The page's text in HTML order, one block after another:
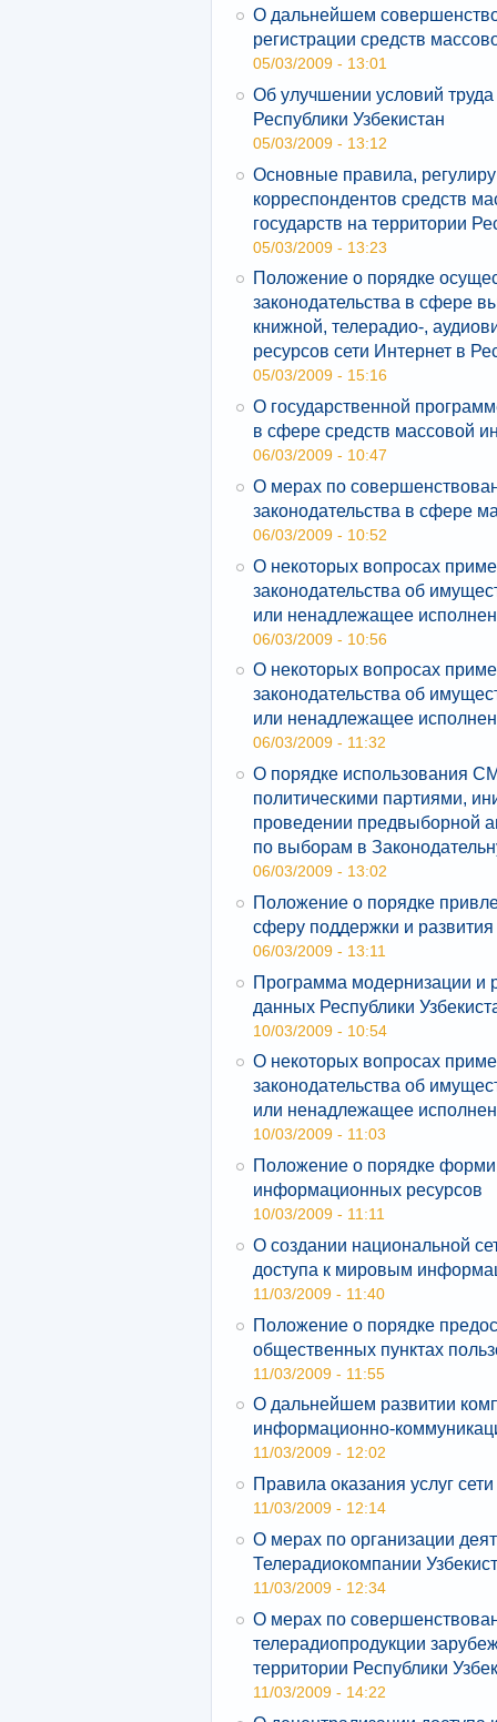
О дальнейшем
регистрации средств
05/03/2009 - 13:01
Об улучшении условий
Республики Узбекистан
05/03/2009 - 13:12
Основные правила,
корреспондентов средств
государств на территории
05/03/2009 - 13:23
Положение о порядке
законодательства в сфере
книжной, телерадио-,
ресурсов сети Интернет в
05/03/2009 - 15:16
О государственной
в сфере средств массовой
06/03/2009 - 10:47
О мерах по
законодательства в сфере
06/03/2009 - 10:52
О некоторых вопросах
законодательства об
или ненадлежащее
06/03/2009 - 10:56
О некоторых вопросах
законодательства об
или ненадлежащее
06/03/2009 - 11:32
О порядке использования
политическими партиями,
проведении предвыборной
по выборам в
06/03/2009 - 13:02
Положение о порядке
сферу поддержки и
06/03/2009 - 13:11
Программа модернизации и
данных Республики
10/03/2009 - 10:54
О некоторых вопросах
законодательства об
или ненадлежащее
10/03/2009 - 11:03
Положение о порядке
информационных ресурсов
10/03/2009 - 11:11
О создании национальной
доступа к мировым
11/03/2009 - 11:40
Положение о порядке
общественных пунктах
11/03/2009 - 11:55
О дальнейшем развитии
информационно-
11/03/2009 - 12:02
Правила оказания услуг
11/03/2009 - 12:14
О мерах по организации
Телерадиокомпании
11/03/2009 - 12:34
О мерах по
телерадиопродукции
территории Республики
11/03/2009 - 14:22